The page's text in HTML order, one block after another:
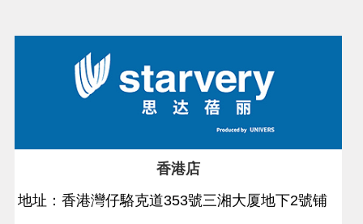
香港店
地址：香港灣仔駱克道353號三湘大厦地下2號铺